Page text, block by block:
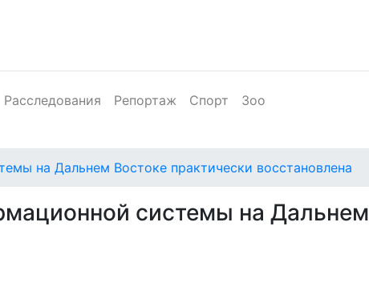
Расследования Репортаж Спорт Зоо
на Дальнем Востоке практически восстановлена
системы на Дальнем